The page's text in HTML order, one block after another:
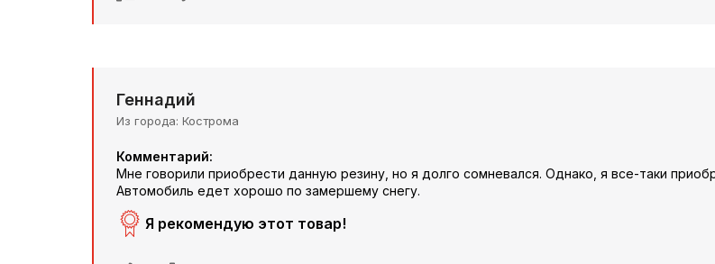
Геннадий
Из города Кострома
Комментарий:
Мне говорили приобрести данную резину, но я долго сомневался. Однако, я все-таки
Автомобиль едет хорошо по замершему снегу.
Я рекомендую этот товар!